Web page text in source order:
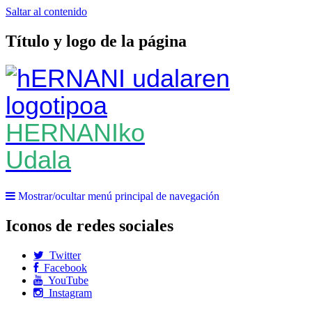
Saltar al contenido
Título y logo de la página
HERNANIko
Udala
Mostrar/ocultar menú principal de navegación
Iconos de redes sociales
Twitter
Facebook
YouTube
Instagram